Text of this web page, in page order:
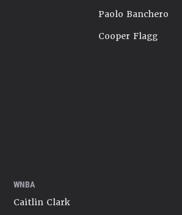
Paolo Banchero
Cooper Flagg
WNBA
Caitlin Clark